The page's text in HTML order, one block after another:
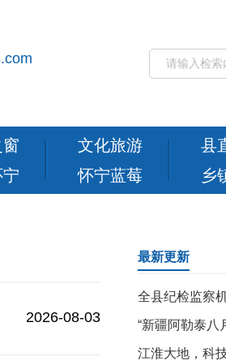
文化旅游
怀宁蓝莓
县
乡
2026-08-03
最新更新
江淮大地，科